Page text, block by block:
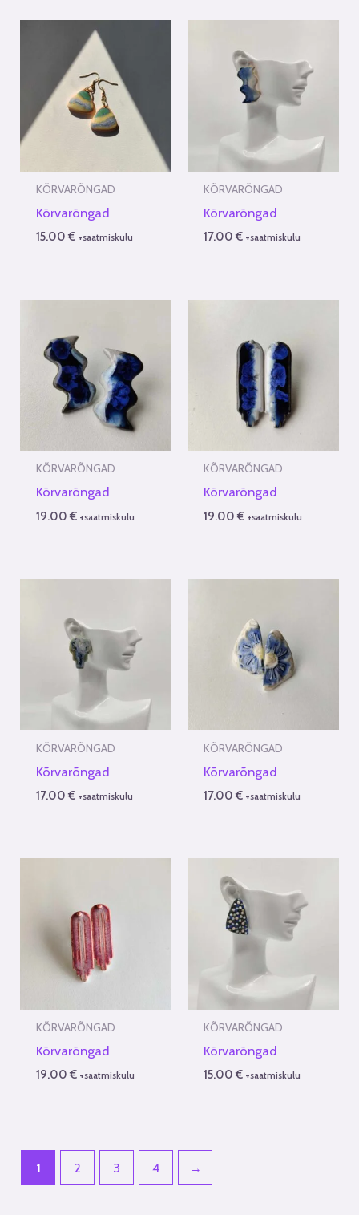
KÕRVARÕNGAD
Kõrvarõngad
15.00€ +saatmiskulu
KÕRVARÕNGAD
Kõrvarõngad
17.00€ +saatmiskulu
KÕRVARÕNGAD
Kõrvarõngad
19.00€ +saatmiskulu
KÕRVARÕNGAD
Kõrvarõngad
19.00€ +saatmiskulu
KÕRVARÕNGAD
Kõrvarõngad
17.00€ +saatmiskulu
KÕRVARÕNGAD
Kõrvarõngad
17.00€ +saatmiskulu
KÕRVARÕNGAD
Kõrvarõngad
19.00€ +saatmiskulu
KÕRVARÕNGAD
Kõrvarõngad
15.00€ +saatmiskulu
1 2 3 4 →